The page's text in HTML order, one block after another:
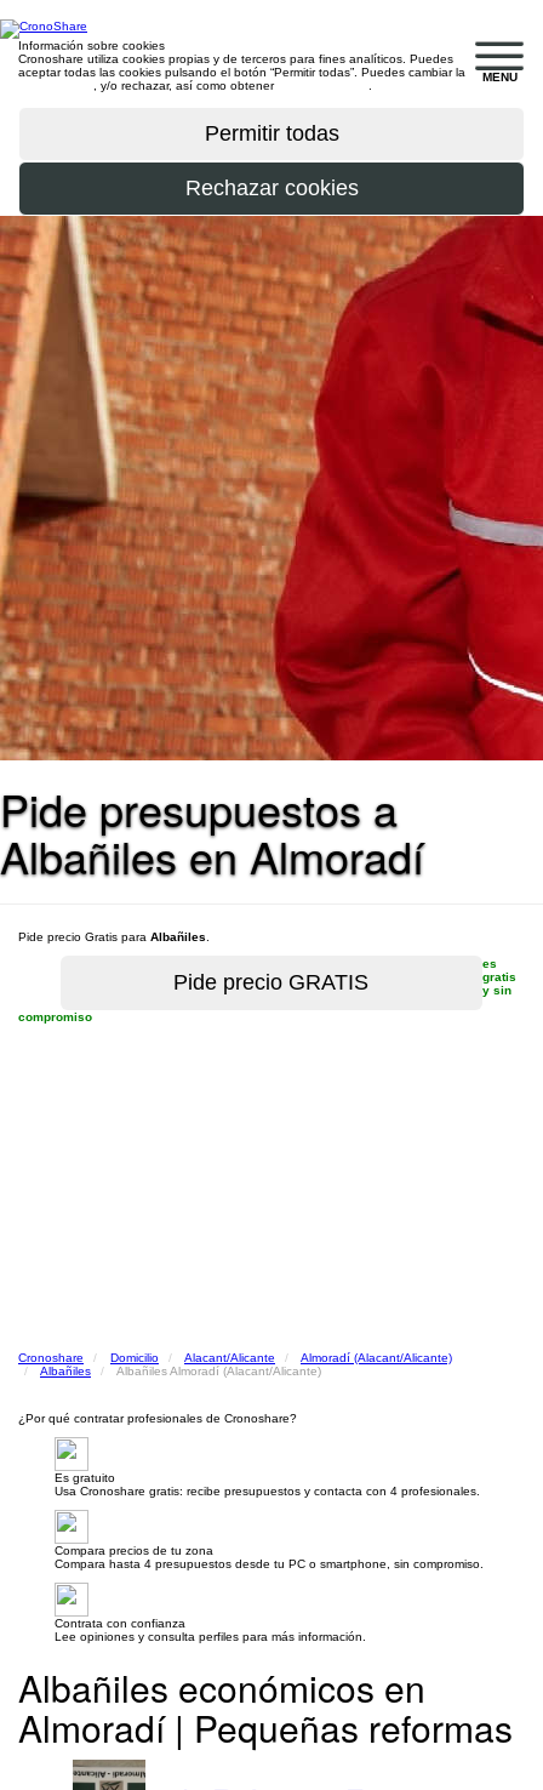
MENU
Información sobre cookies
Cronoshare utiliza cookies propias y de terceros para fines analíticos. Puedes
aceptar todas las cookies pulsando el botón “Permitir todas”. Puedes cambiar la
, y/o rechazar, así como obtener
Pide presupuestos a
Albañiles en Almoradí
Pide precio Gratis para Albañiles
es
gratis
y sin
compromiso
Cronoshare Domicilio Alacant/Alicante
Almoradí (Alacant/Alicante)
Albañiles
Albañiles Almoradí (Alacant/Alicante)
¿Por qué contratar profesionales de Cronoshare?
Es gratuito
Usa Cronoshare gratis: recibe presupuestos y contacta con 4 profesionales.
Compara precios de tu zona
Compara hasta 4 presupuestos desde tu PC o smartphone, sin compromiso.
Contrata con confianza
Lee opiniones y consulta perfiles para más información.
Albañiles económicos en
Almoradí | Pequeñas reformas